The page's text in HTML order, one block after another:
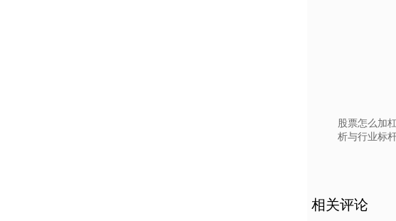
股票怎么加
析与行业标
相关评论